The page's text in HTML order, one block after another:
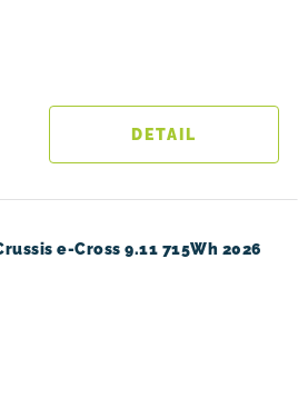
e-Cross 9.11 715Wh 2026